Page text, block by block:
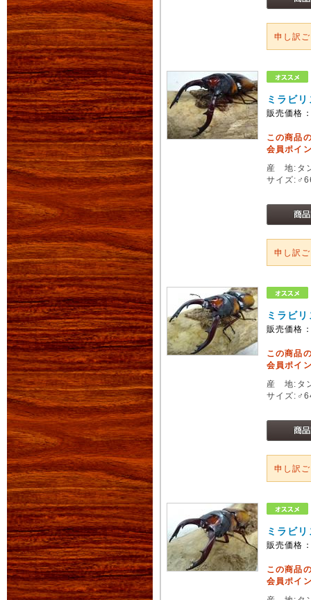
申し訳
ミラビ
販売価格
この商品
会員ポイ
産 地:タ
サイズ
申し訳
ミラビ
販売価格
この商品
会員ポイ
産 地:タ
サイズ
申し訳
ミラビ
販売価格
この商品
会員ポイ